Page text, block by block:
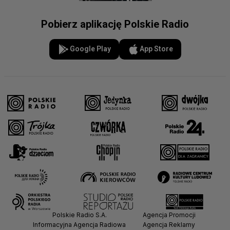
Pobierz aplikację Polskie Radio
Google Play App Store
Polskie Radio S.A.
Informacyjna Agencja Radiowa
Agencja Promocji
Agencja Reklamy